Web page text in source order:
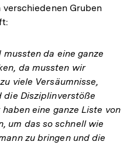
Gruben
da eine ganze
da mussten wir
viele Versäumnisse,
die Disziplinverstöße
eine ganze Liste von
um das so schnell wie
zu bringen und die